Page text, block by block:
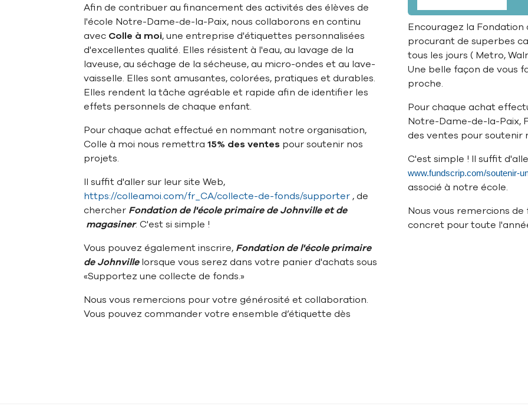
Afin de contribuer au financement des activités des élèves de
l'école Notre-Dame-de-la-Paix, nous collaborons en continu
avec Colle à moi, une entreprise d'étiquettes personnalisées
d'excellentes qualité. Elles résistent à l'eau, au lavage de la
laveuse, au séchage de la sécheuse, au micro-ondes et au lave-
vaisselle. Elles sont amusantes, colorées, pratiques et durables.
Elles rendent la tâche agréable et rapide afin de identifier les
effets personnels de chaque enfant.
Pour chaque achat effectué en nommant notre organisation,
Colle à moi nous remettra 15% des ventes pour soutenir nos
projets.
Il suffit d'aller sur leur site Web,
https://colleamoi.com/fr_CA/collecte-de-fonds/supporter, de
chercher Fondation de l'école primaire de Johnville et de
magasiner. C'est si simple !
Vous pouvez également inscrire, Fondation de l'école primaire
de Johnvillelorsque vous serez dans votre panier d'achats sous
«Supportez une collecte de fonds.»
Nous vous remercions pour votre générosité et collaboration.
Vous pouvez commander votre ensemble d’étiquette dès
Encouragez la
procurant de superbes
tous les jours ( Metro,
Une belle façon de vous
proche.
Pour chaque achat
Notre-Dame-de-la-Paix,
des ventes pour soutenir
C'est simple ! Il suffit
www.fundscrip.com/soutenir-
associé à notre école.
Nous vous remercions
concret pour toute